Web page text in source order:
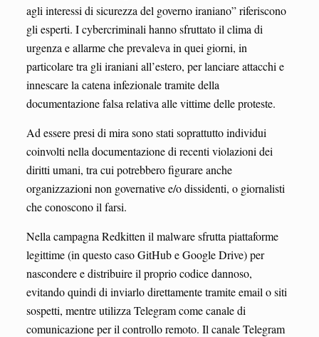
agli interessi di sicurezza del governo iraniano” riferiscono
gli esperti. I cybercriminali hanno sfruttato il clima di
urgenza e allarme che prevaleva in quei giorni, in
particolare tra gli iraniani all’estero, per lanciare attacchi e
innescare la catena infezionale tramite della
documentazione falsa relativa alle vittime delle proteste.
Ad essere presi di mira sono stati soprattutto individui
coinvolti nella documentazione di recenti violazioni dei
diritti umani, tra cui potrebbero figurare anche
organizzazioni non governative e/o dissidenti, o giornalisti
che conoscono il farsi.
Nella campagna Redkitten il malware sfrutta piattaforme
legittime (in questo caso GitHub e Google Drive) per
nascondere e distribuire il proprio codice dannoso,
evitando quindi di inviarlo direttamente tramite email o siti
sospetti, mentre utilizza Telegram come canale di
comunicazione per il controllo remoto. Il canale Telegram